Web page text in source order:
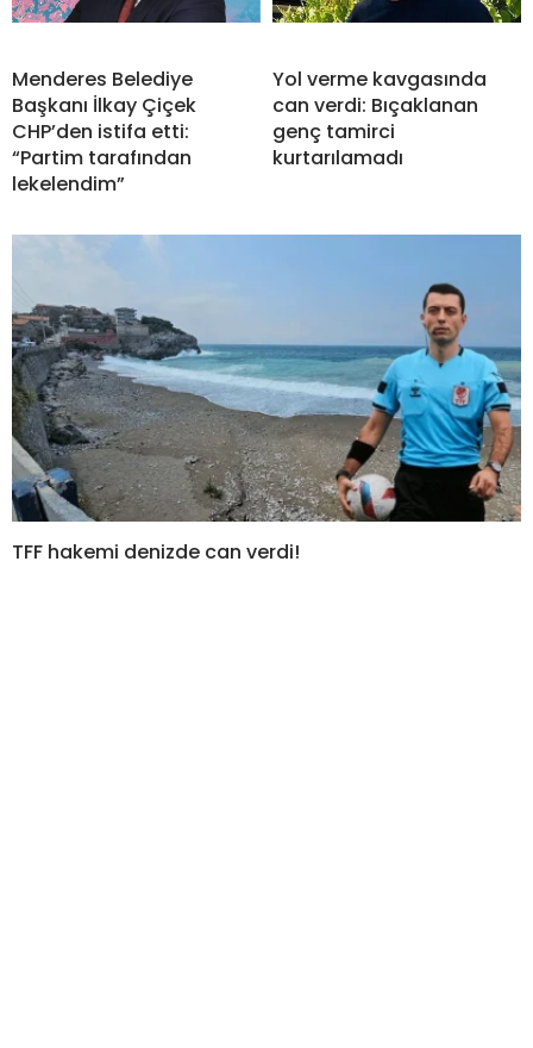
Menderes Belediye
Başkanı İlkay Çiçek
CHP’den istifa etti:
“Partim tarafından
lekelendim”
Yol verme kavgasında
can verdi: Bıçaklanan
genç tamirci
kurtarılamadı
TFF hakemi denizde can verdi!